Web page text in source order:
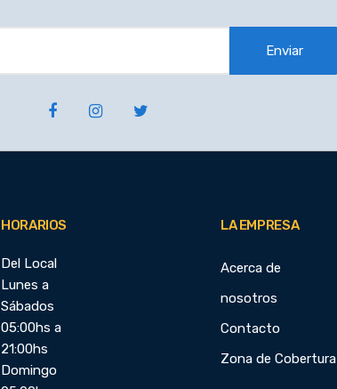
Enviar
HORARIOS
Del Local
Lunes a
Sábados
05:00hs a
21:00hs
Domingo
LA EMPRESA
Acerca de
nosotros
Contacto
Zona de Cobertura